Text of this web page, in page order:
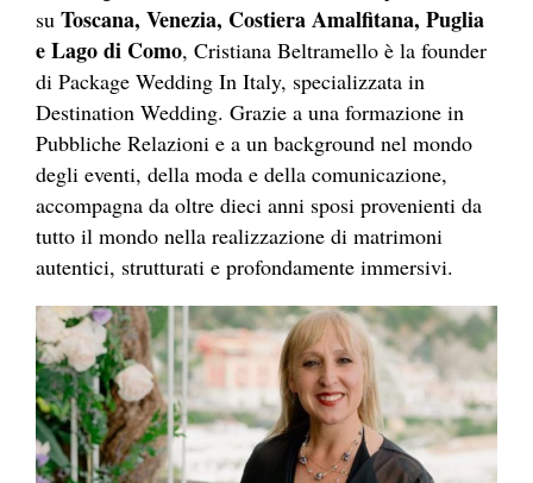
su Toscana, Venezia, Costiera Amalfitana, Puglia
e Lago di Como, Cristiana Beltramello è la founder
di Package Wedding In Italy, specializzata in
Destination Wedding. Grazie a una formazione in
Pubbliche Relazioni e a un background nel mondo
degli eventi, della moda e della comunicazione,
accompagna da oltre dieci anni sposi provenienti da
tutto il mondo nella realizzazione di matrimoni
autentici, strutturati e profondamente immersivi.